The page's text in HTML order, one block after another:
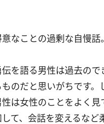
意なことの過剰な自慢
を語る男性は過去の
のだと思いがちです
は女性のことをよく
て、会話を変えるなど